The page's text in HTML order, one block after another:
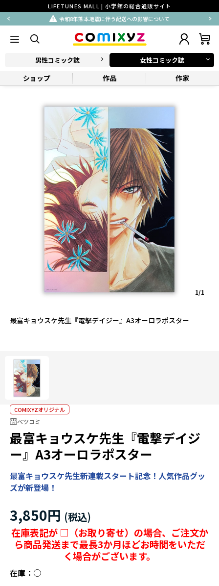
LIFETUNES MALL | 小学館の総合通販サイト
令和8年熊本地震に伴う配送への影響について
男性コミック誌 女性コミック誌
ショップ 作品 作家
最富キョウスケ先生『電撃デイジー』A3オーロラポスター
1/1
COMIXYZオリジナル
ベツコミ
最富キョウスケ先生『電撃デイジ
ー』A3オーロラポスター
最富キョウスケ先生新連載スタート記念！人気作品グッ
ズが新登場！
3,850円
在庫表記が □（お取り寄せ）の場合、ご注文か
ら商品発送まで最長3か月ほどお時間をいただ
く場合がございます。
在庫： ○